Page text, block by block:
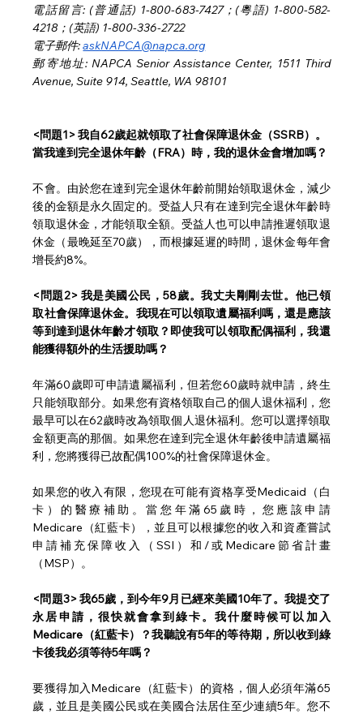
電話留言: (普通話) 1-800-683-7427；(粵語) 1-800-582-
4218；(英語) 1-800-336-2722
電子郵件: askNAPCA@napca.org
郵寄地址: NAPCA Senior Assistance Center, 1511 Third
Avenue, Suite 914, Seattle, WA 98101
<問題1> 我自62歲起就領取了社會保障退休金（SSRB）。
當我達到完全退休年齡（FRA）時，我的退休金會增加嗎？
不會。由於您在達到完全退休年齡前開始領取退休金，減少
後的金額是永久固定的。受益人只有在達到完全退休年齡時
領取退休金，才能領取全額。受益人也可以申請推遲領取退
休金（最晚延至70歲），而根據延遲的時間，退休金每年會
增長約8%。
<問題2> 我是美國公民，58歲。我丈夫剛剛去世。他已領
取社會保障退休金。我現在可以領取遺屬福利嗎，還是應該
等到達到退休年齡才領取？即使我可以領取配偶福利，我還
能獲得額外的生活援助嗎？
年滿60歲即可申請遺屬福利，但若您60歲時就申請，終生
只能領取部分。如果您有資格領取自己的個人退休福利，您
最早可以在62歲時改為領取個人退休福利。您可以選擇領取
金額更高的那個。如果您在達到完全退休年齡後申請遺屬福
利，您將獲得已故配偶100%的社會保障退休金。
如果您的收入有限，您現在可能有資格享受Medicaid（白
卡）的醫療補助。當您年滿65歲時，您應該申請
Medicare（紅藍卡），並且可以根據您的收入和資產嘗試
申請補充保障收入（SSI）和/或Medicare節省計畫
（MSP）。
<問題3> 我65歲，到今年9月已經來美國10年了。我提交了
永居申請，很快就會拿到綠卡。我什麼時候可以加入
Medicare（紅藍卡）？我聽說有5年的等待期，所以收到綠
卡後我必須等待5年嗎？
要獲得加入Medicare（紅藍卡）的資格，個人必須年滿65
歲，並且是美國公民或在美國合法居住至少連續5年。您不